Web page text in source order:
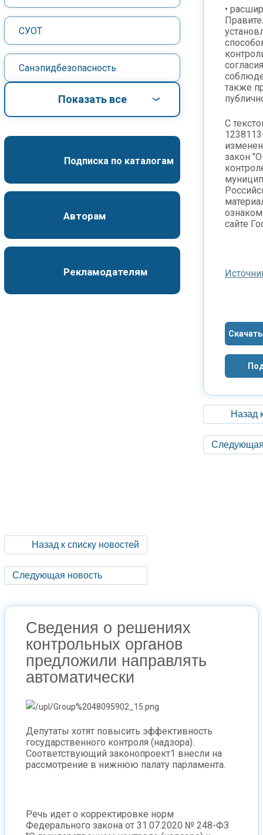
СУОТ
Санэпидбезопасность
Показать все
Подписка по каталогам
Авторам
Рекламодателям
•
также
С
закон
сайте
Назад
Следующая
Назад к списку новостей
Следующая новость
Сведения о решениях
контрольных органов
предложили направлять
автоматически
Депутаты хотят повысить эффективность
государственного контроля (надзора).
Соответствующий законопроект1 внесли на
рассмотрение в нижнюю палату парламента.
Речь идет о корректировке норм
Федерального закона от 31.07.2020 № 248-ФЗ